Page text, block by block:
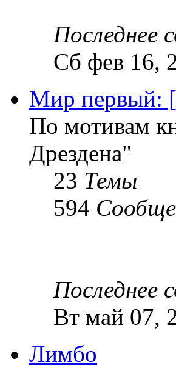
Последнее
Сб фев 16,
Мир первый:
По мотивам
Дрездена"
23 Темы
594
Последнее
Вт май 07,
Лимбо